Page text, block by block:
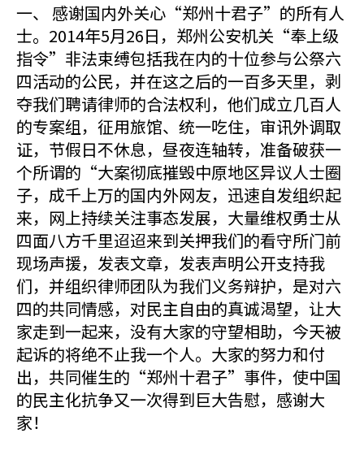
一、 感谢国内外关心“郑州十君子”的所有人
士。2014年5月26日，郑州公安机关“奉上级
指令”非法束缚包括我在内的十位参与公祭六
四活动的公民，并在这之后的一百多天里，剥
夺我们聘请律师的合法权利，他们成立几百人
的专案组，征用旅馆、统一吃住，审讯外调取
证，节假日不休息，昼夜连轴转，准备破获一
个所谓的“大案彻底摧毁中原地区异议人士圈
子，成千上万的国内外网友，迅速自发组织起
来，网上持续关注事态发展，大量维权勇士从
四面八方千里迢迢来到关押我们的看守所门前
现场声援，发表文章，发表声明公开支持我
们，并组织律师团队为我们义务辩护，是对六
四的共同情感，对民主自由的真诚渴望，让大
家走到一起来，没有大家的守望相助，今天被
起诉的将绝不止我一个人。大家的努力和付
出，共同催生的“郑州十君子”事件，使中国
的民主化抗争又一次得到巨大告慰，感谢大
家！